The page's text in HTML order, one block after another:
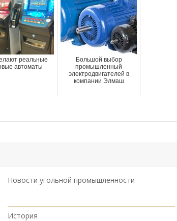
реальные
автоматы
Большой выбор
промышленный
электродвигателей в
компании Элмаш
Новости угольной промышленности
История